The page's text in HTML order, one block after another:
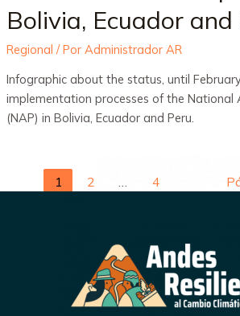
Bolivia, Ecuador and
Regional / Por Administrador AR
Infographic about the status, until
implementation processes of the National
(NAP) in Bolivia, Ecuador and Peru.
1 2 4